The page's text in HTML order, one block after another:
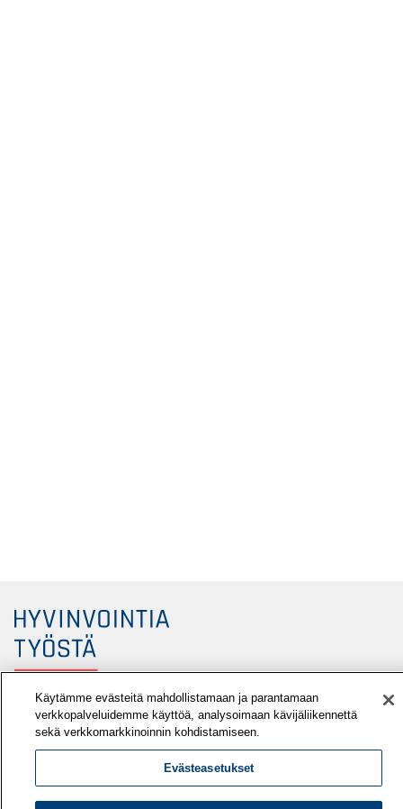
00032 TYÖTERVEYSLAITOS
Käytämme evästeitä mahdollistamaan ja parantamaan
verkkopalveluidemme käyttöä, analysoimaan kävijäliikennettä
sekä verkkomarkkinoinnin kohdistamiseen.
Evästeasetukset